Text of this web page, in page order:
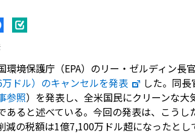
環境保護庁（EPA）のリー・ゼルディン長
ドル）のキャンセルを発表
した。同
参照）を発表し、全米国民にクリーンな
あると述べている。今回の発表は、こう
減の税額は1億7,100万ドル超になったとし